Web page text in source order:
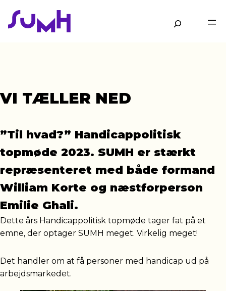
hovedindhold
Søg
VI TÆLLER NED
”Til hvad?” Handicappolitisk
topmøde 2023. SUMH er stærkt
repræsenteret med både formand
William Korte og næstforperson
Emilie Ghali.
Dette års Handicappolitisk topmøde tager fat på et
emne, der optager SUMH meget. Virkelig meget!
Det handler om at få personer med handicap ud på
arbejdsmarkedet.